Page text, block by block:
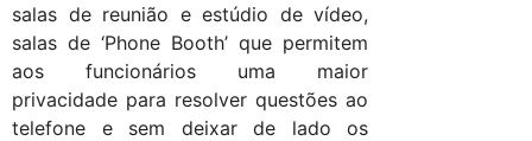
salas de reunião e estúdio de vídeo,
salas de ‘Phone Booth’ que permitem
aos funcionários uma maior
privacidade para resolver questões ao
telefone e sem deixar de lado os